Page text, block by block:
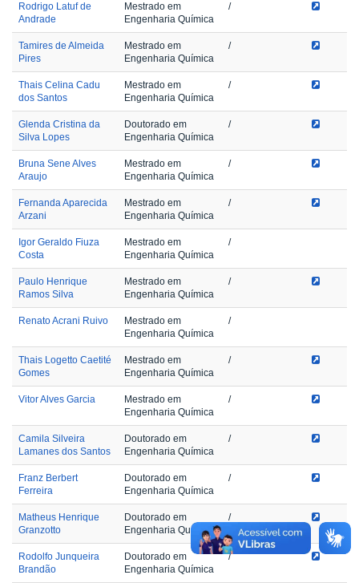
Rodrigo Latuf de
Andrade
Mestrado em
Engenharia Química
/
Tamires de Almeida
Pires
Mestrado em
Engenharia Química
/
Thais Celina Cadu
dos Santos
Mestrado em
Engenharia Química
/
Glenda Cristina da
Silva Lopes
Doutorado em
Engenharia Química
/
Bruna Sene Alves
Araujo
Mestrado em
Engenharia Química
/
Fernanda Aparecida
Arzani
Mestrado em
Engenharia Química
/
Igor Geraldo Fiuza
Costa
Mestrado em
Engenharia Química
/
Paulo Henrique
Ramos Silva
Mestrado em
Engenharia Química
/
Renato Acrani Ruivo
Mestrado em
Engenharia Química
/
Thais Logetto Caetité
Gomes
Mestrado em
Engenharia Química
/
Vitor Alves Garcia
Mestrado em
Engenharia Química
/
Camila Silveira
Lamanes dos Santos
Doutorado em
Engenharia Química
/
Franz Berbert
Ferreira
Doutorado em
Engenharia Química
/
Matheus Henrique
Granzotto
Doutorado em
Engenharia Química
/
Rodolfo Junqueira
Brandão
Doutorado em
Engenharia Química
/